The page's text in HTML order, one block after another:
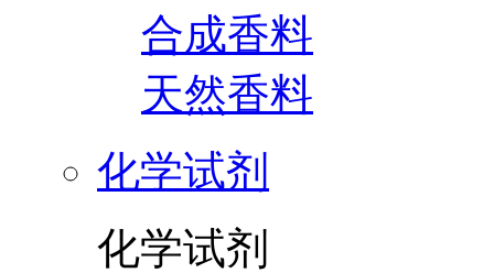
合成香料
天然香料
化学试剂
化学试剂